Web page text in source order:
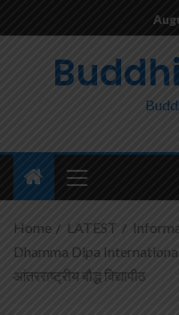
Home LATEST
Dhamma Dipa
आंतरराष्ट्रीय बौद्ध विद्यापीठ